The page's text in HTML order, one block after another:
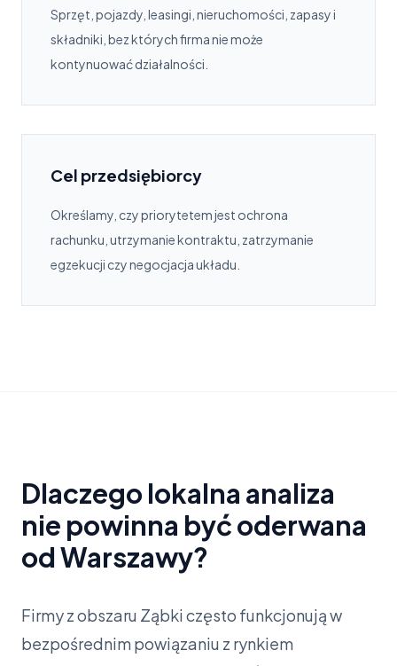
Sprzęt, pojazdy, leasingi, nieruchomości, zapasy i
składniki, bez których firma nie może
kontynuować działalności.
Cel przedsiębiorcy
Określamy, czy priorytetem jest ochrona
rachunku, utrzymanie kontraktu, zatrzymanie
egzekucji czy negocjacja układu.
Dlaczego lokalna analiza
nie powinna być oderwana
od Warszawy?
Firmy z obszaru Ząbki często funkcjonują w
bezpośrednim powiązaniu z rynkiem